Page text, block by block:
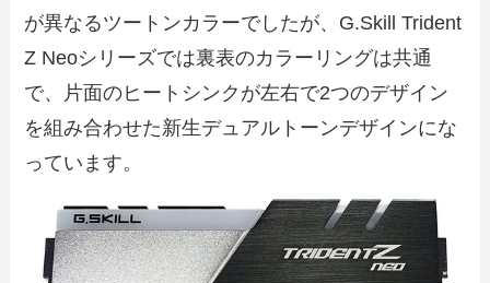
が異なるツートンカラーでしたが、G.Skill Trident
Z Neoシリーズでは裏表のカラーリングは共通
で、片面のヒートシンクが左右で2つのデザイン
を組み合わせた新生デュアルトーンデザインにな
っています。